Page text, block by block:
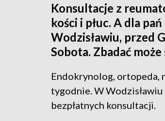
Konsultacje z
kości i płuc. A dla
Wodzisławiu, przed
Sobota. Zbadać
Endokrynolog, ortopeda,
tygodnie. W
bezpłatnych konsultacji.